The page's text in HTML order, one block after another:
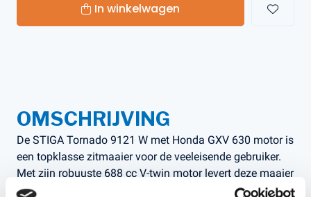
In winkelwagen
OMSCHRIJVING
De STIGA Tornado 9121 W met Honda GXV 630 motor is
een topklasse zitmaaier voor de veeleisende gebruiker.
Met zijn robuuste 688 cc V-twin motor levert deze maaier
uitzonderlijke kracht, soepele prestaties en een lange